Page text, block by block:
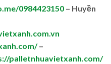
0984423150 – Huyền
–
palletnhuavietxanh.com/